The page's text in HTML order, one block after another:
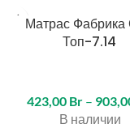
Матрас
Топ-7.14
423,00 Br –
В наличии